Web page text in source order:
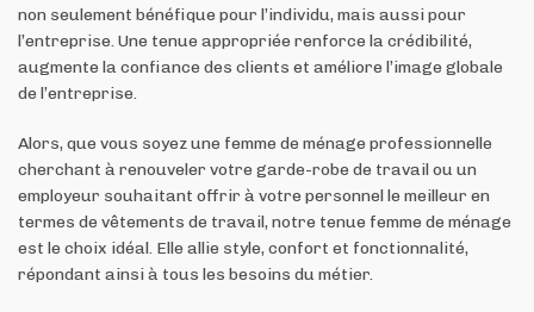
non seulement bénéfique pour l’individu, mais aussi pour
l’entreprise. Une tenue appropriée renforce la crédibilité,
augmente la confiance des clients et améliore l’image globale
de l’entreprise.
Alors, que vous soyez une femme de ménage professionnelle
cherchant à renouveler votre garde-robe de travail ou un
employeur souhaitant offrir à votre personnel le meilleur en
termes de vêtements de travail, notre tenue femme de ménage
est le choix idéal. Elle allie style, confort et fonctionnalité,
répondant ainsi à tous les besoins du métier.